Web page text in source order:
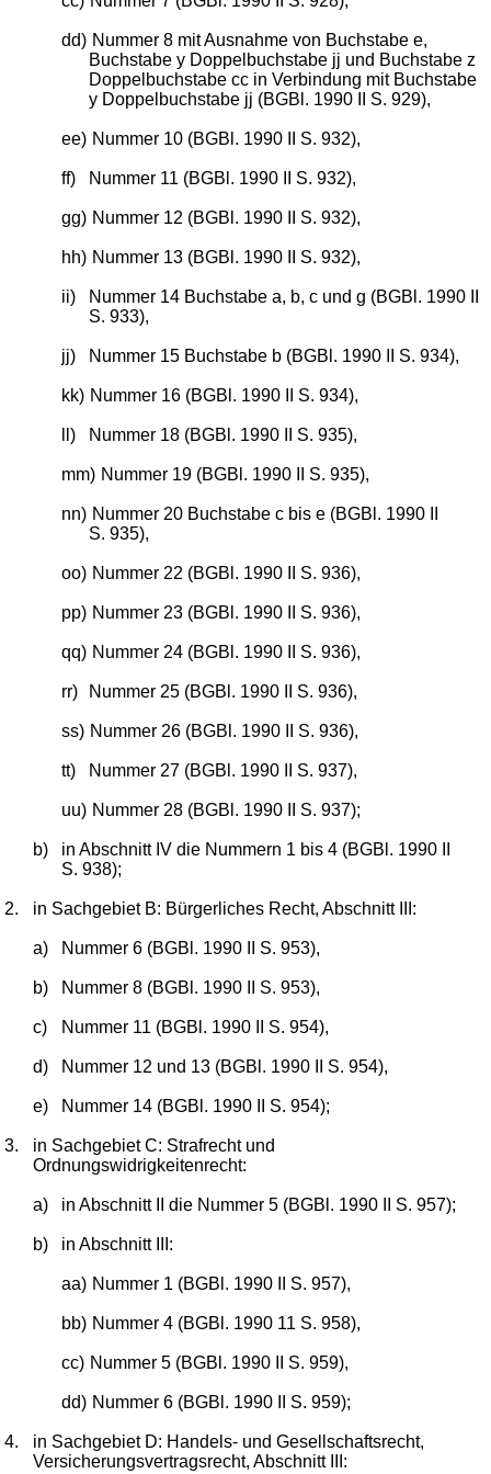
dd) Nummer 8 mit Ausnahme von Buchstabe e,
Buchstabe y Doppelbuchstabe jj und Buchstabe z
Doppelbuchstabe cc in Verbindung mit Buchstabe
y Doppelbuchstabe jj (BGBl. 1990 II S. 929),
ee) Nummer 10 (BGBl. 1990 II S. 932),
ff) Nummer 11 (BGBl. 1990 II S. 932),
gg) Nummer 12 (BGBl. 1990 II S. 932),
hh) Nummer 13 (BGBl. 1990 II S. 932),
ii)
Nummer 14 Buchstabe a, b, c und g (BGBl. 1990 II
S. 933),
jj) Nummer 15 Buchstabe b (BGBl. 1990 II S. 934),
kk) Nummer 16 (BGBl. 1990 II S. 934),
ll) Nummer 18 (BGBl. 1990 II S. 935),
mm) Nummer 19 (BGBl. 1990 II S. 935),
nn) Nummer 20 Buchstabe c bis e (BGBl. 1990 II
S. 935),
oo) Nummer 22 (BGBl. 1990 II S. 936),
pp) Nummer 23 (BGBl. 1990 II S. 936),
qq) Nummer 24 (BGBl. 1990 II S. 936),
rr) Nummer 25 (BGBl. 1990 II S. 936),
ss) Nummer 26 (BGBl. 1990 II S. 936),
tt) Nummer 27 (BGBl. 1990 II S. 937),
uu) Nummer 28 (BGBl. 1990 II S. 937);
b)
in Abschnitt IV die Nummern 1 bis 4 (BGBl. 1990 II
S. 938);
2. in Sachgebiet B: Bürgerliches Recht, Abschnitt III:
a) Nummer 6 (BGBl. 1990 II S. 953),
b) Nummer 8 (BGBl. 1990 II S. 953),
c) Nummer 11 (BGBl. 1990 II S. 954),
d) Nummer 12 und 13 (BGBl. 1990 II S. 954),
e) Nummer 14 (BGBl. 1990 II S. 954);
3.
in Sachgebiet C: Strafrecht und
Ordnungswidrigkeitenrecht:
a) in Abschnitt II die Nummer 5 (BGBl. 1990 II S. 957);
b) in Abschnitt III:
aa) Nummer 1 (BGBl. 1990 II S. 957),
bb) Nummer 4 (BGBl. 1990 11 S. 958),
cc) Nummer 5 (BGBl. 1990 II S. 959),
dd) Nummer 6 (BGBl. 1990 II S. 959);
4.
in Sachgebiet D: Handels- und Gesellschaftsrecht,
Versicherungsvertragsrecht, Abschnitt III: